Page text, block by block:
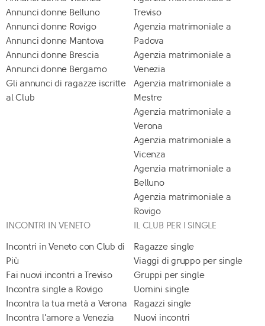
Annunci donne Belluno
Annunci donne Rovigo
Annunci donne Mantova
Annunci donne Brescia
Annunci donne Bergamo
Gli annunci di ragazze iscritte
al Club
Treviso
Agenzia matrimoniale a
Padova
Agenzia matrimoniale a
Venezia
Agenzia matrimoniale a
Mestre
Agenzia matrimoniale a
Verona
Agenzia matrimoniale a
Vicenza
Agenzia matrimoniale a
Belluno
Agenzia matrimoniale a
Rovigo
INCONTRI IN VENETO
Incontri in Veneto con Club di
Più
Fai nuovi incontri a Treviso
Incontra single a Rovigo
Incontra la tua metà a Verona
Incontra l'amore a Venezia
IL CLUB PER I SINGLE
Ragazze single
Viaggi di gruppo per single
Gruppi per single
Uomini single
Ragazzi single
Nuovi incontri